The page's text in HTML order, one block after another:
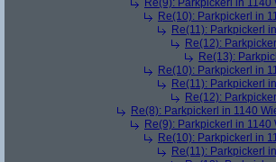
Re(9): Parkpickerl in 1140
Re(10): Parkpickerl in
Re(11): Parkpickerl
Re(12):
Re(13):
Re(10): Parkpickerl in
Re(11): Parkpickerl
Re(12):
Re(8): Parkpickerl in 1140
Re(9): Parkpickerl in 1140
Re(10): Parkpickerl in
Re(11): Parkpickerl